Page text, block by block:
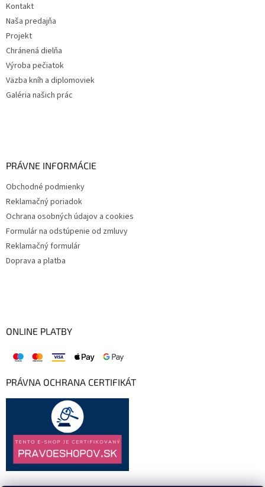
Kontakt
Naša predajňa
Projekt
Chránená dielňa
Výroba pečiatok
Väzba kníh a diplomoviek
Galéria našich prác
PRÁVNE INFORMÁCIE
Obchodné podmienky
Reklamačný poriadok
Ochrana osobných údajov a cookies
Formulár na odstúpenie od zmluvy
Reklamačný formulár
Doprava a platba
ONLINE PLATBY
PRÁVNA OCHRANA CERTIFIKÁT